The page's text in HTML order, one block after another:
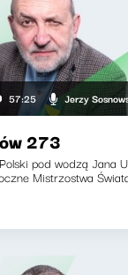
57:25 Jerzy
273
pod wodzą Jana
Mistrzostwa